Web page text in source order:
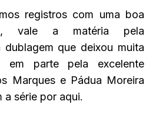
registros com uma boa
vale a matéria pela
dublagem que deixou muita
em parte pela excelente
Marques e Pádua Moreira
a série por aqui.